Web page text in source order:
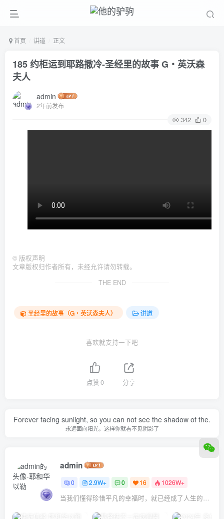
首页 讲道 正文
185 约柜运到耶路撒冷-圣经里的故事 G‧英沃森
夫人
admin
2年前发布
342 0
© 版权声明
文章版权归作者所有，未经允许请勿转载。
THE END
圣经里的故事（G‧英沃森夫人） 讲道
喜欢就支持一下吧
点赞0 分享
Forever facing sunlight, so you can not see the shadow of the.
永远面向阳光，这样你就看不见阴影了
admin
0 2.9W+ 0 16 1026W+
当我们懂得珍惜平凡的幸福时，就已经成了人生的赢家